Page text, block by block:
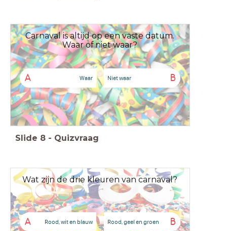
Carnaval is altijd op een vaste datum.
Waar of niet waar?
A Waar B
Niet waar
Slide 8 - Quizvraag
Wat zijn de drie kleuren van carnaval?
A Rood, wit en blauw B
Rood, geel en groen